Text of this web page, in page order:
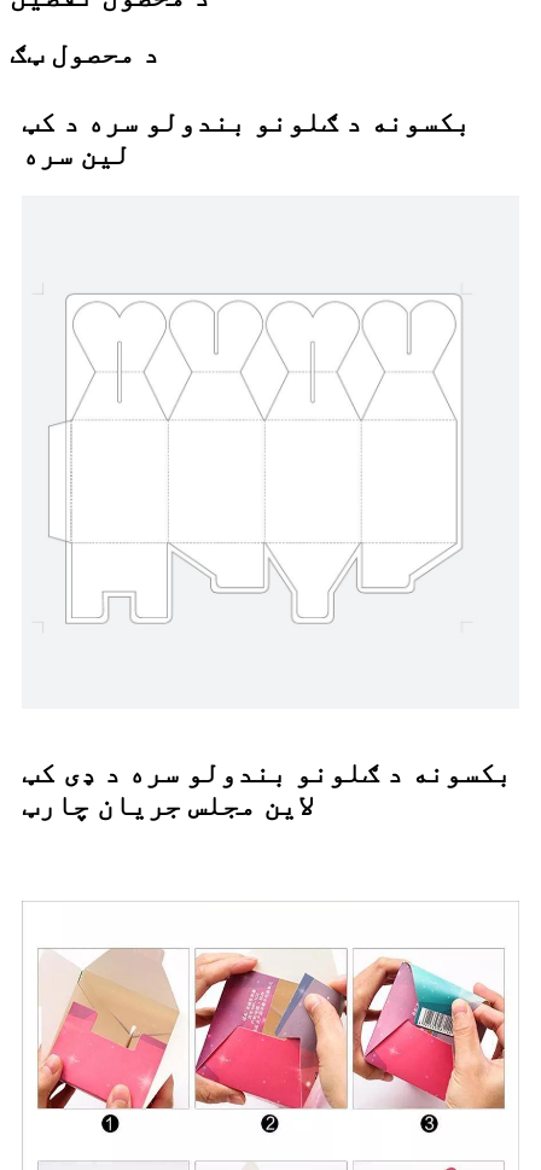
د محصول ټګ
بکسونه د ګلونو بندولو سره د کټ
لین سره
بکسونه د ګلونو بندولو سره د ډی کټ
لاین مجلس جریان چارټ